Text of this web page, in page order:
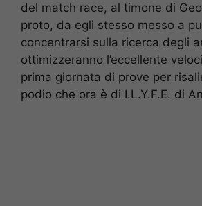
del match race, al timone di
proto, da egli stesso messo a
concentrarsi sulla ricerca degli
ottimizzeranno l’eccellente
prima giornata di prove per
podio che ora è di I.L.Y.F.E. di